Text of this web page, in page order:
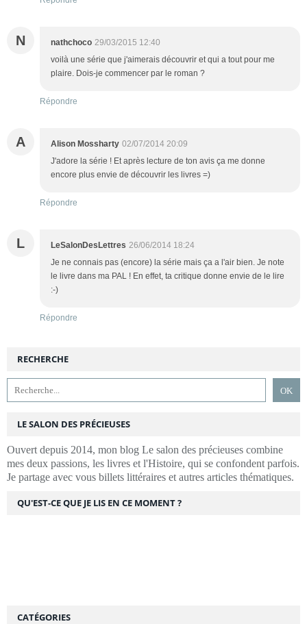
N nathchoco 29/03/2015 12:40
voilà une série que j'aimerais découvrir et qui a tout pour me
plaire. Dois-je commencer par le roman ?
Répondre
A Alison Mossharty 02/07/2014 20:09
J'adore la série ! Et après lecture de ton avis ça me donne
encore plus envie de découvrir les livres =)
Répondre
L LeSalonDesLettres 26/06/2014 18:24
Je ne connais pas (encore) la série mais ça a l'air bien. Je note
le livre dans ma PAL ! En effet, ta critique donne envie de le lire
:-)
Répondre
RECHERCHE
LE SALON DES PRÉCIEUSES
Ouvert depuis 2014, mon blog Le salon des précieuses combine
mes deux passions, les livres et l'Histoire, qui se confondent parfois.
Je partage avec vous billets littéraires et autres articles thématiques.
CATÉGORIES
QU'EST-CE QUE JE LIS EN CE MOMENT ?